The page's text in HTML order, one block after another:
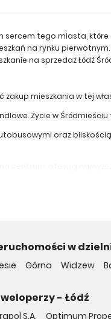
sercem tego miasta,
na rynku
na sprzedaż Łódź
mieszkania w tej
Życie w
oraz
budynkach.
jak ulica
w
Górna Widzew
- Łódź
S.A. Optimum